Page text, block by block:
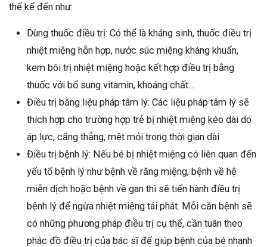
thể kể đến như:
Dùng thuốc điều trị: Có thể là kháng sinh, thuốc điều trị
nhiệt miệng hỗn hợp, nước súc miệng kháng khuẩn,
kem bôi trị nhiệt miệng hoặc kết hợp điều trị bằng
thuốc với bổ sung vitamin, khoáng chất…
Điều trị bằng liệu pháp tâm lý: Các liệu pháp tâm lý sẽ
thích hợp cho trường hợp trẻ bị nhiệt miệng kéo dài do
áp lực, căng thẳng, mệt mỏi trong thời gian dài
Điều trị bệnh lý: Nếu bé bị nhiệt miệng có liên quan đến
yếu tố bệnh lý như bệnh về răng miệng, bệnh về hệ
miễn dịch hoặc bệnh về gan thì sẽ tiến hành điều trị
bệnh lý để ngừa nhiệt miệng tái phát. Mỗi căn bệnh sẽ
có những phương pháp điều trị cụ thể, cần tuân theo
phác đồ điều trị của bác sĩ để giúp bệnh của bé nhanh